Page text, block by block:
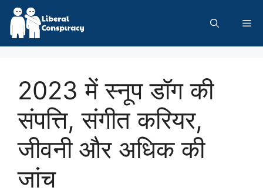
Skip
content
2023 में स्नूप डॉग की
संपत्ति, संगीत करियर,
जीवनी और अधिक की
जांच